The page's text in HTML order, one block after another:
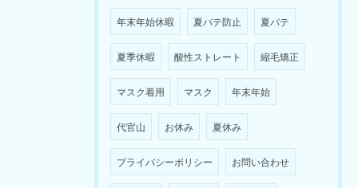
年末年始休暇 夏バテ防止 夏バテ
夏季休暇 酸性ストレート 縮毛矯正
マスク着用 マスク 年末年始
代官山 お休み 夏休み
プライバシーポリシー お問い合わせ